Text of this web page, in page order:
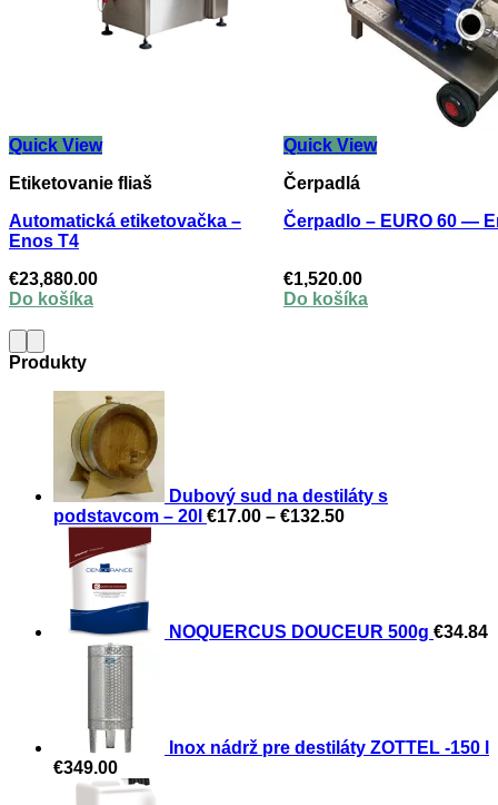
Quick View
Etiketovanie fliaš
Automatická etiketovačka –
Enos T4
€23,880.00
Do košíka
Quick View
Čerpadlá
Čerpadlo – EURO 60 —
€1,520.00
Do košíka
Produkty
Dubový sud na destiláty s
podstavcom – 20l €17.00 – €132.50Price
NOQUERCUS DOUCEUR 500g €34.84
Inox nádrž pre destiláty ZOTTEL -150 l
€349.00